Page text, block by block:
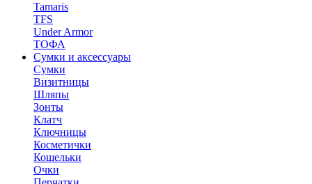
Tamaris
TFS
Under Armor
ТОФА
Сумки и аксессуары
Сумки
Визитницы
Шляпы
Зонты
Клатч
Ключницы
Косметички
Кошельки
Очки